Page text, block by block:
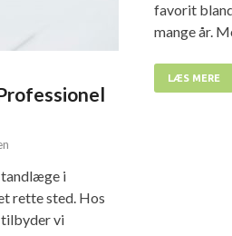
tandlæge i
rette sted. Hos
vi
favorit
mange år.
LÆS MERE